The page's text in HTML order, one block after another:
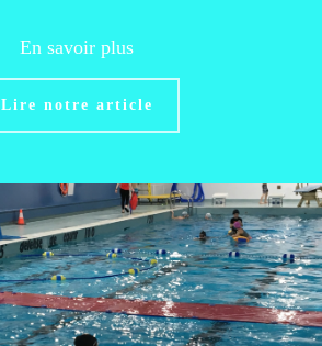
En savoir plus
Lire notre article